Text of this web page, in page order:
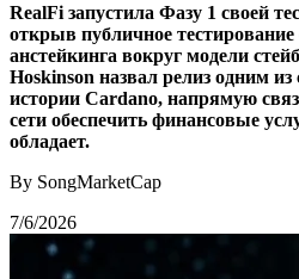
RealFi запустила Фазу 1 своей
открыв публичное
анстейкинга вокруг модели
Hoskinson назвал релиз одним
истории Cardano, напрямую
сети обеспечить финансовые
обладает.
By SongMarketCap
7/6/2026